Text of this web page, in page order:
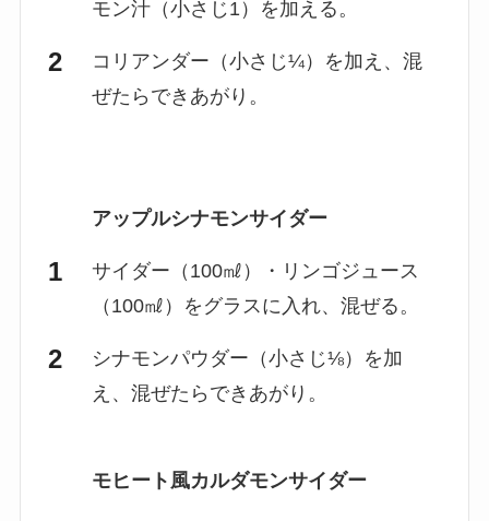
モン汁（小さじ1）を加える。
コリアンダー（小さじ¼）を加え、混
ぜたらできあがり。
アップルシナモンサイダー
サイダー（100㎖）・リンゴジュース
（100㎖）をグラスに入れ、混ぜる。
シナモンパウダー（小さじ⅛）を加
え、混ぜたらできあがり。
モヒート風カルダモンサイダー